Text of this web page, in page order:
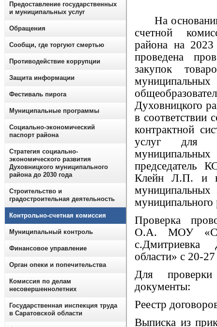
На основании
счетной
района на
проведена
закупок
Духовницкого
в
контрактной
услуг для
председатель
Клейн Л.П. и
муниципальных
Проверка
О.А. МОУ
с.Дмитриевка
области» с 20-
Для
документы:
Реестр
Выписка из
Предоставление государственных
и муниципальных услуг
Обращения
Сообщи, где торгуют смертью
Противодействие коррупции
Защита информации
Фестиваль пирога
Муниципальные программы
Социально-экономический
паспорт района
Стратегия социально-
экономического развития
Духовницкого муниципального
района до 2030 года
Строительство и
градостроительная деятельность
Контрольно-счетная комиссия
Муниципальный контроль
Финансовое управление
Орган опеки и попечительства
Комиссия по делам
несовершеннолетних
Государственная инспекция труда
в Саратовской области